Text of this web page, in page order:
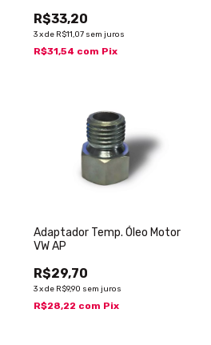
R$33,20
3xde R$11,07 sem juros
R$31,54 com Pix
Adaptador Temp. Óleo Motor
VW AP
R$29,70
3xde R$9,90 sem juros
R$28,22 com Pix